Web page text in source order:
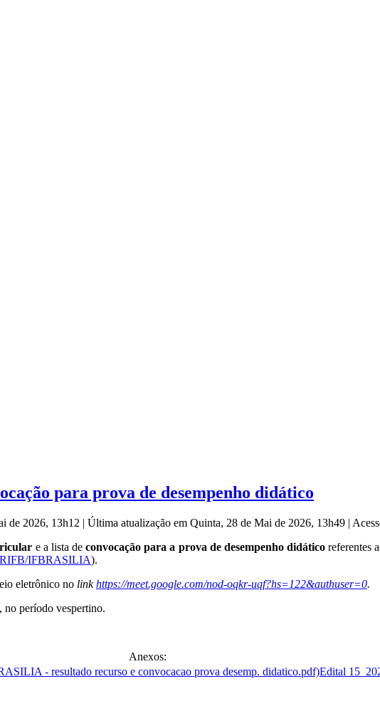
para prova de desempenho didático
de 2026, 13h12 | Última atualização em Quinta, 28 de Mai de 2026, 13h49 |
e a lista de convocação para a prova de desempenho didático referentes
IFBRASILIA).
eletrônico no linkhttps://meet.google.com/nod-oqkr-uqf?hs=122&authuser=0.
no período vespertino.
Anexos:
Edital